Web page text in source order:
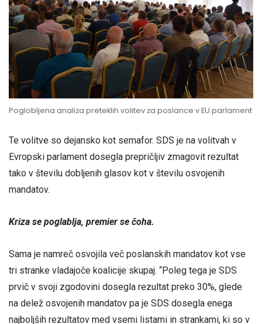
Poglobljena analiza preteklih volitev za poslance v EU parlament
Te volitve so dejansko kot semafor. SDS je na volitvah v
Evropski parlament dosegla prepričljiv zmagovit rezultat
tako v številu dobljenih glasov kot v številu osvojenih
mandatov.
Kriza se poglablja, premier se čoha.
Sama je namreč osvojila več poslanskih mandatov kot vse
tri stranke vladajoče koalicije skupaj. “Poleg tega je SDS
prvič v svoji zgodovini dosegla rezultat preko 30%, glede
na delež osvojenih mandatov pa je SDS dosegla enega
najboljših rezultatov med vsemi listami in strankami, ki so v